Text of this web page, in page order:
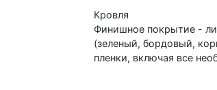
Кровля
Финишное покрытие -
(зеленый, бордовый,
пленки, включая все